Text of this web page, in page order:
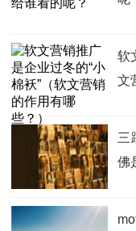
软
文
三
佛